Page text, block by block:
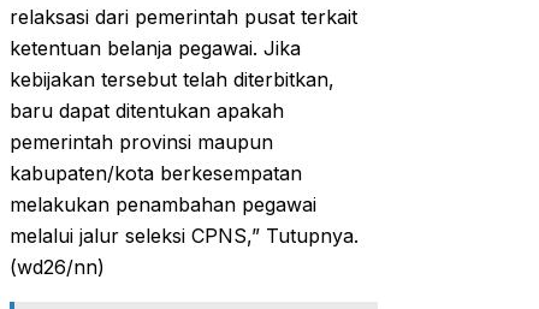
relaksasi dari pemerintah pusat terkait
ketentuan belanja pegawai. Jika
kebijakan tersebut telah diterbitkan,
baru dapat ditentukan apakah
pemerintah provinsi maupun
kabupaten/kota berkesempatan
melakukan penambahan pegawai
melalui jalur seleksi CPNS,” Tutupnya.
(wd26/nn)